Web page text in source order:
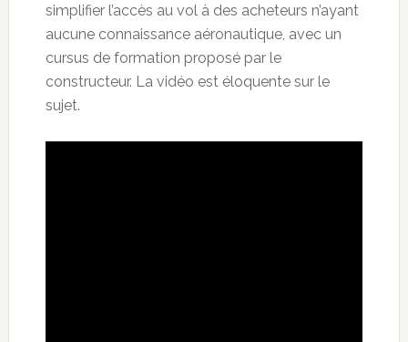
simplifier l’accès au vol à des acheteurs n’ayant
aucune connaissance aéronautique, avec un
cursus de formation proposé par le
constructeur. La vidéo est éloquente sur le
sujet.